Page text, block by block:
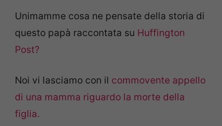
Unimamme cosa ne pensate della storia di
questo papà raccontata su Huffington
Post?
Noi vi lasciamo con il commovente appello
di una mamma riguardo la morte della
figlia.